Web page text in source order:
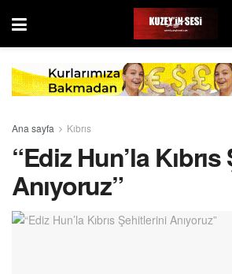
Ana sayfa Kıbrıs
“Ediz Hun’la
Anıyoruz”